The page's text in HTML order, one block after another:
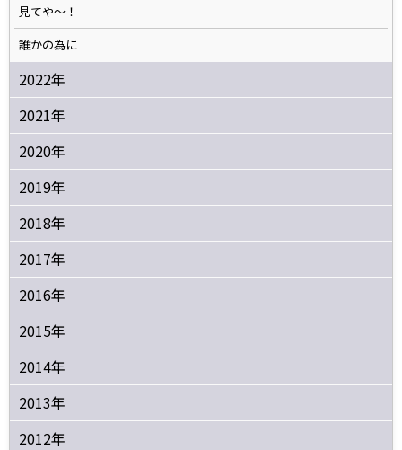
見てや～！
誰かの為に
2022年
2021年
2020年
2019年
2018年
2017年
2016年
2015年
2014年
2013年
2012年